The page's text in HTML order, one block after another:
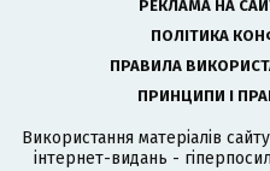
РЕКЛАМА НА
ПОЛІТИКА
ПРАВИЛА
ПРИНЦИПИ І
Використання матеріалів
інтернет-видань -